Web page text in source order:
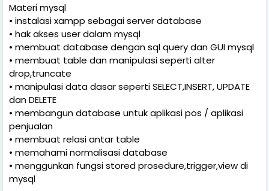
Materi mysql
• instalasi xampp sebagai server database
• hak akses user dalam mysql
• membuat database dengan sql query dan GUI mysql
• membuat table dan manipulasi seperti alter
drop,truncate
• manipulasi data dasar seperti SELECT,INSERT, UPDATE
dan DELETE
• membangun database untuk aplikasi pos / aplikasi
penjualan
• membuat relasi antar table
• memahami normalisasi database
• menggunkan fungsi stored prosedure,trigger,view di
mysql